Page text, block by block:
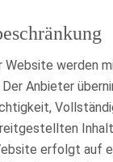
Website werden
Anbieter
erfolgt auf